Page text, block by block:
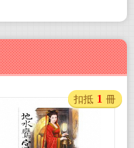
扣抵 1 冊